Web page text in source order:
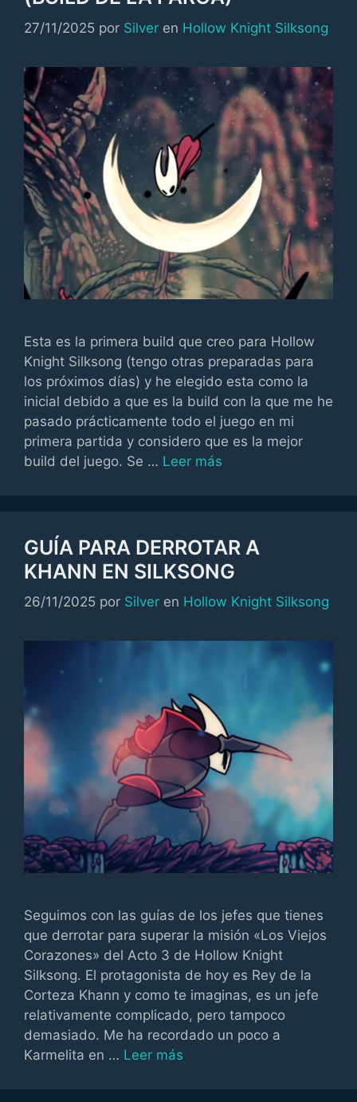
27/11/2025 por Silver en Categorías
Hollow Knight Silksong
Esta es la primera build que creo para Hollow
Knight Silksong (tengo otras preparadas para
los próximos días) y he elegido esta como la
inicial debido a que es la build con la que me he
pasado prácticamente todo el juego en mi
primera partida y considero que es la mejor
build del juego. Se … Leer más
GUÍA PARA DERROTAR A
KHANN EN SILKSONG
26/11/2025 por Silver en Categorías
Hollow Knight Silksong
Seguimos con las guías de los jefes que tienes
que derrotar para superar la misión «Los Viejos
Corazones» del Acto 3 de Hollow Knight
Silksong. El protagonista de hoy es Rey de la
Corteza Khann y como te imaginas, es un jefe
relativamente complicado, pero tampoco
demasiado. Me ha recordado un poco a
Karmelita en … Leer más